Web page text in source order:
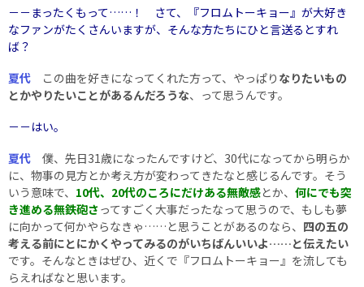
－－まったくもって……！ さて、『フロムトーキョー』が大好き
なファンがたくさんいますが、そんな方たちにひと言送るとすれ
ば？
夏代 この曲を好きになってくれた方って、やっぱり なりたいもの
とかやりたいことがあるんだろうな、って思うんです。
－－はい。
夏代 僕、先日31歳になったんですけど、30代になってから明らか
に、物事の見方とか考え方が変わってきたなと感じるんです。そう
いう意味で、 10代、20代のころにだけある無敵感とか、 何にでも突
き進める無鉄砲さ ってすごく大事だったなって思うので、もしも夢
に向かって何かやらなきゃ……と思うことがあるのなら、 四の五の
考える前にとにかくやってみるのがいちばんいいよ……と伝えたい
です。そんなときはぜひ、近くで『フロムトーキョー』を流しても
らえればなと思います。